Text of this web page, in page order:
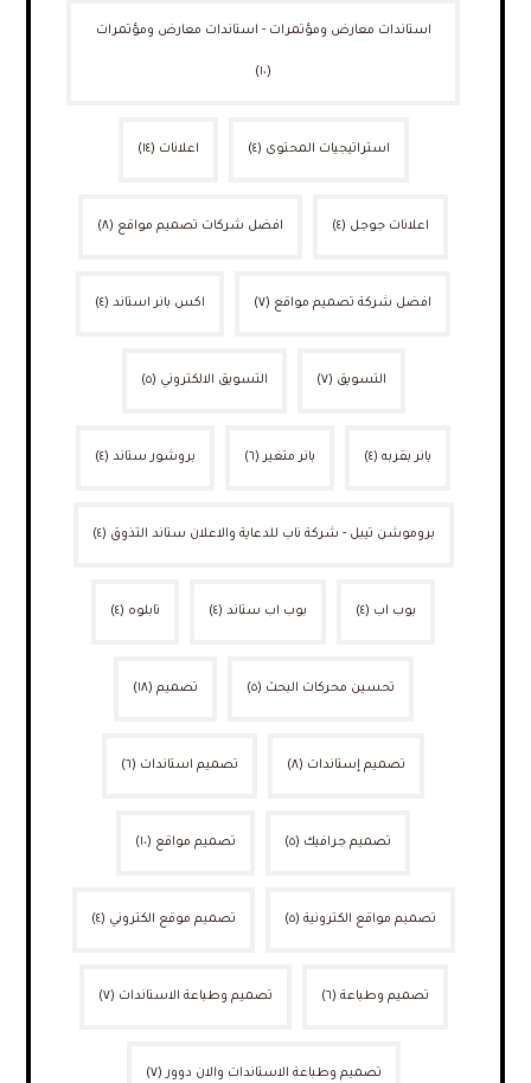
استاندات معارض ومؤتمرات - استاندات معارض ومؤتمرات
(١٠)
استراتيجيات المحتوى (٤) اعلانات (١٤)
اعلانات جوجل (٤) افضل شركات تصميم مواقع (٨)
افضل شركة تصميم مواقع (٧) اكس بانر استاند (٤)
التسويق (٧) التسويق الالكتروني (٥)
بانر بقربه (٤) بانر متغير (٦) بروشور ستاند (٤)
بروموشن تيبل - شركة ناب للدعاية والاعلان ستاند التذوق (٤)
بوب اب (٤) بوب اب ستاند (٤) تابلوه (٤)
تحسين محركات البحث (٥) تصميم (١٨)
تصميم إستاندات (٨) تصميم استاندات (٦)
تصميم جرافيك (٥) تصميم مواقع (١٠)
تصميم مواقع الكترونية (٥) تصميم موقع الكتروني (٤)
تصميم وطباعة (٦) تصميم وطباعة الاستاندات (٧)
تصميم وطباعة الاستاندات والان دوور (٧)